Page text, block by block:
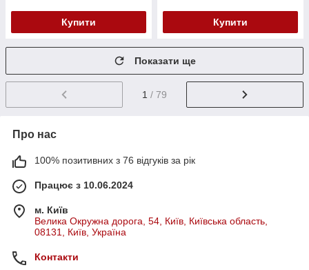
Купити Купити
Показати ще
1 / 79
Про нас
100% позитивних з 76 відгуків за рік
Працює з 10.06.2024
м. Київ
Велика Окружна дорога, 54, Київ, Київська область,
08131, Київ, Україна
Контакти